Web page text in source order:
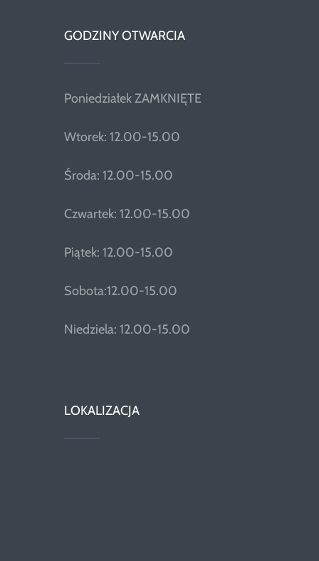
GODZINY OTWARCIA
Poniedziałek ZAMKNIĘTE
Wtorek: 12.00-15.00
Środa: 12.00-15.00
Czwartek: 12.00-15.00
Piątek: 12.00-15.00
Sobota:12.00-15.00
Niedziela: 12.00-15.00
LOKALIZACJA